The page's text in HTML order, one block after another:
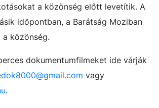
a közönség előtt levetítik. A
időpontban, a Barátság Moziban
közönség.
dokumentumfilmeket ide várják
vagy
.